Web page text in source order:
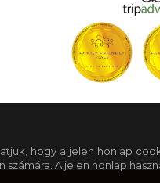
hogy a jelen honlap
A jelen honlap